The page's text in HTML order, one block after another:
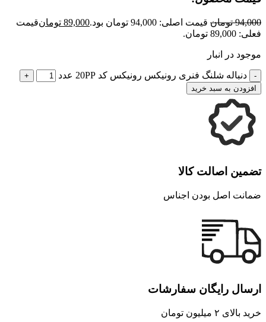
94,000 تومان قیمت اصلی: 94,000 تومان بود. 89,000 تومانقیمت
فعلی: 89,000 تومان.
موجود در انبار
دنباله شلنگ فنری رونیکس رونیکس کد 20PP عدد
افزودن به سبد خرید
تضمین اصالت کالا
ضمانت اصل بودن اجناس
ارسال رایگان سفارشات
خرید بالای ۲ میلیون تومان